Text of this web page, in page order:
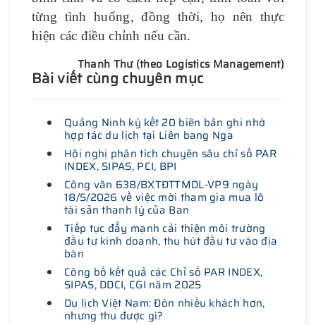
từng tình huống, đồng thời, họ nên thực
hiện các điều chỉnh nếu cần.
Thanh Thư (theo Logistics Management)
Bài viết cùng chuyên mục
Quảng Ninh ký kết 20 biên bản ghi nhớ
hợp tác du lịch tại Liên bang Nga
Hội nghị phân tích chuyên sâu chỉ số PAR
INDEX, SIPAS, PCI, BPI
Công văn 638/BXTĐTTMDL-VP9 ngày
18/5/2026 về việc mời tham gia mua lô
tài sản thanh lý của Ban
Tiếp tục đẩy mạnh cải thiện môi trường
đầu tư kinh doanh, thu hút đầu tư vào địa
bàn
Công bố kết quả các Chỉ số PAR INDEX,
SIPAS, DDCI, CGI năm 2025
Du lịch Việt Nam: Đón nhiều khách hơn,
nhưng thu được gì?